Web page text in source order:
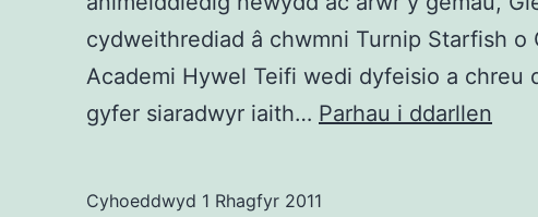
cydweithrediad â chwmni Turnip Starfish o
Academi Hywel Teifi wedi dyfeisio a chreu
gyfer siaradwyr iaith… Parhau i ddarllen
Cyhoeddwyd 1 Rhagfyr 2011